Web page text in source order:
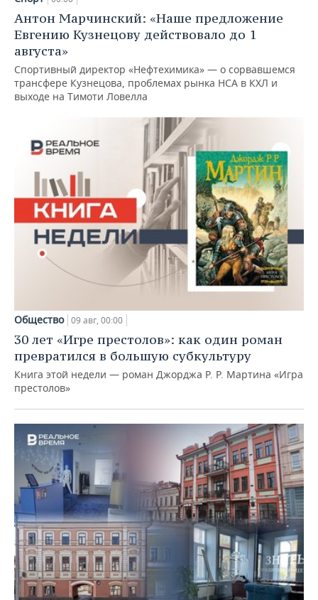
Антон Марчинский: «Наше предложение
Евгению Кузнецову действовало до 1
августа»
Спортивный директор «Нефтехимика» — о сорвавшемся
трансфере Кузнецова, проблемах рынка НСА в КХЛ и
выходе на Тимоти Ловелла
Общество 09 авг, 00:00
30 лет «Игре престолов»: как один роман
превратился в большую субкультуру
Книга этой недели — роман Джорджа Р. Р. Мартина «Игра
престолов»